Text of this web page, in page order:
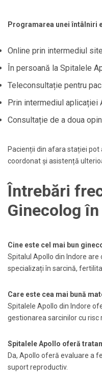
Programarea unei întâlniri
Online prin intermediul
În persoană la Spitalele
Teleconsultație pentru
Prin intermediul aplicației
Consultație de a doua
Pacienții din afara stației
coordonat și asistență
Întrebări
Ginecolog
Cine este cel mai bun
Spitalul Apollo din Indore
specializați în sarcină,
Care este cea mai bună
Spitalele Apollo din Indore
gestionarea sarcinilor cu risc
Spitalele Apollo oferă
Da, Apollo oferă evaluare a
suport reproductiv.